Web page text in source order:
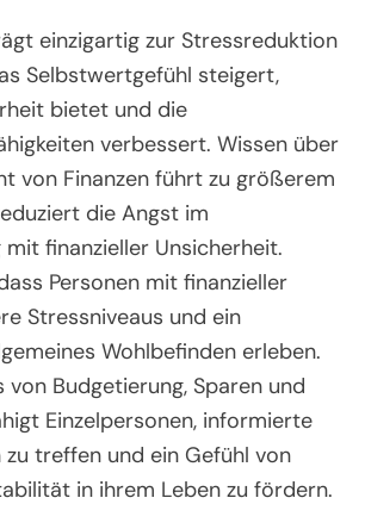
einzigartig zur Stressreduktion
Selbstwertgefühl steigert,
bietet und die
verbessert. Wissen über
von Finanzen führt zu größerem
die Angst im
mit finanzieller Unsicherheit.
Personen mit finanzieller
Stressniveaus und ein
Wohlbefinden erleben.
von Budgetierung, Sparen und
Einzelpersonen, informierte
zu treffen und ein Gefühl von
in ihrem Leben zu fördern.